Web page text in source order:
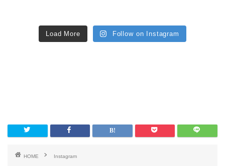
Load More Follow on Instagram
HOME Instagram